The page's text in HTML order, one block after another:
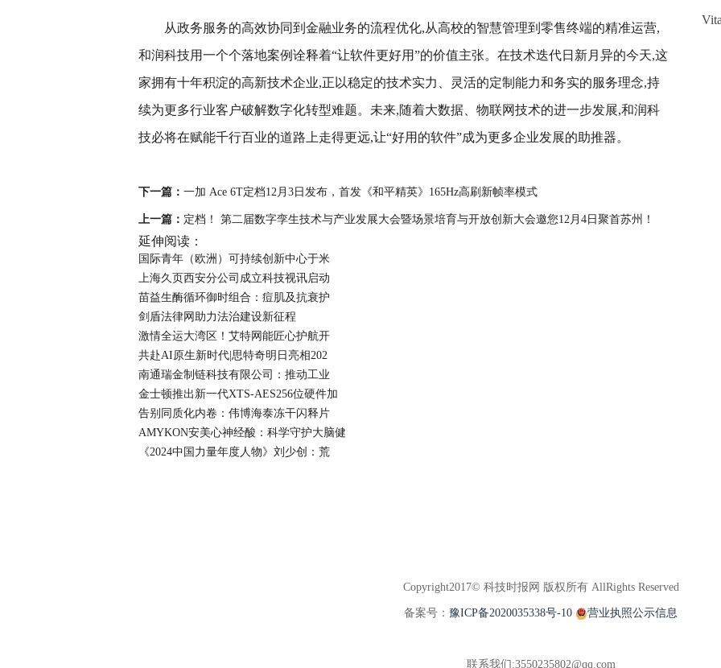
从政务服务的高效协同到金融业务的流程优化,从高校的智慧管理到零售终端的精准运营,
和润科技用一个个落地案例诠释着“让软件更好用”的价值主张。在技术迭代日新月异的今天,这
家拥有十年积淀的高新技术企业,正以稳定的技术实力、灵活的定制能力和务实的服务理念,持
续为更多行业客户破解数字化转型难题。未来,随着大数据、物联网技术的进一步发展,和润科
技必将在赋能千行百业的道路上走得更远,让“好用的软件”成为更多企业发展的助推器。
下一篇： 一加 Ace 6T定档12月3日发布，首发《和平精英》165Hz高刷新帧率模式
上一篇： 定档！ 第二届数字孪生技术与产业发展大会暨场景培育与开放创新大会邀您12月4日聚首苏州！
延伸阅读：
国际青年（欧洲）可持续创新中心于米
上海久页西安分公司成立科技视讯启动
苗益生酶循环御时组合：痘肌及抗衰护
剑盾法律网助力法治建设新征程
激情全运大湾区！艾特网能匠心护航开
共赴AI原生新时代|思特奇明日亮相202
南通瑞金制链科技有限公司：推动工业
金士顿推出新一代XTS-AES256位硬件加
告别同质化内卷：伟博海泰冻干闪释片
AMYKON安美心神经酸：科学守护大脑健
《2024中国力量年度人物》刘少创：荒
Copyright2017© 科技时报网 版权所有 AllRights Reserved
备案号： 豫ICP备2020035338号-10 营业执照公示信息
联系我们:3550235802@qq.com